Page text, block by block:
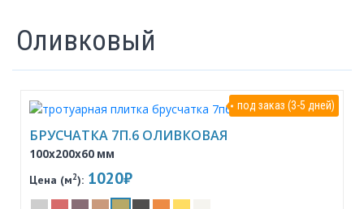
Оливковый
БРУСЧАТКА 7П.6 ОЛИВКОВАЯ
100x200x60 мм
под заказ (3-5 дней)
Цена (м2): 1020₽